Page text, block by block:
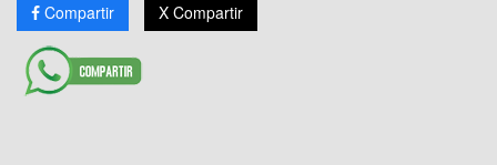
Compartir X Compartir